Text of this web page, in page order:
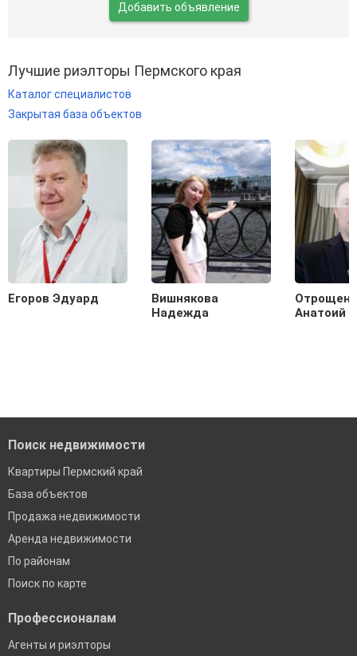
Добавить объявление
Лучшие риэлторы Пермского края
Каталог специалистов
Закрытая база объектов
Егоров Эдуард
Вишнякова
Надежда
Анатоий
Поиск недвижимости
Квартиры Пермский край
База объектов
Продажа недвижимости
Аренда недвижимости
По районам
Поиск по карте
Профессионалам
Агенты и риэлторы